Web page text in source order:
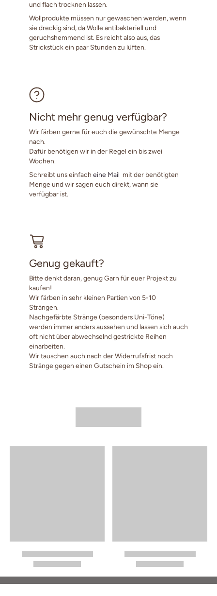
und flach trocknen lassen.
Wollprodukte müssen nur gewaschen werden, wenn
sie dreckig sind, da Wolle antibakteriell und
geruchshemmend ist. Es reicht also aus, das
Strickstück ein paar Stunden zu lüften.
Nicht mehr genug verfügbar?
Wir färben gerne für euch die gewünschte Menge
nach.
Dafür benötigen wir in der Regel ein bis zwei
Wochen.
Schreibt uns einfach eine Mail mit der benötigten
Menge und wir sagen euch direkt, wann sie
verfügbar ist.
Genug gekauft?
Bitte denkt daran, genug Garn für euer Projekt zu
kaufen!
Wir färben in sehr kleinen Partien von 5-10
Strängen.
Nachgefärbte Stränge (besonders Uni-Töne)
werden immer anders aussehen und lassen sich auch
oft nicht über abwechselnd gestrickte Reihen
einarbeiten.
Wir tauschen auch nach der Widerrufsfrist noch
Stränge gegen einen Gutschein im Shop ein.